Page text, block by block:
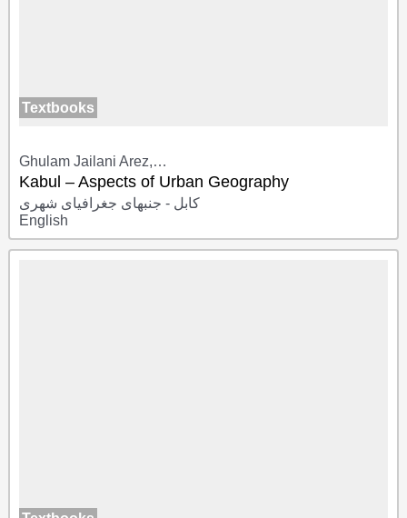
Textbooks
Ghulam Jailani Arez,…
Kabul – Aspects of Urban Geography
کابل - جنبهای جغرافیای شهری
English